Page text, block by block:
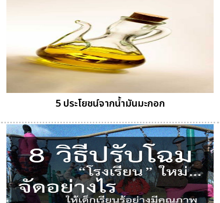
5 ประโยชน์จากน้ำมันมะกอก